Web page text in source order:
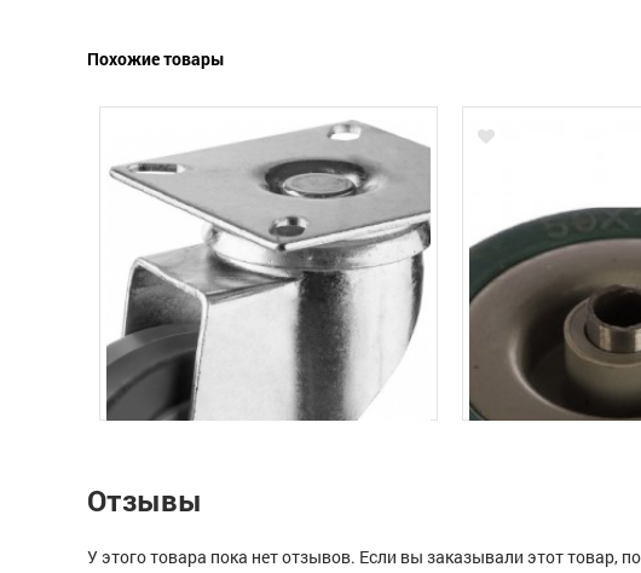
Похожие товары
Отзывы
У этого товара пока нет отзывов. Если вы заказывали этот товар,